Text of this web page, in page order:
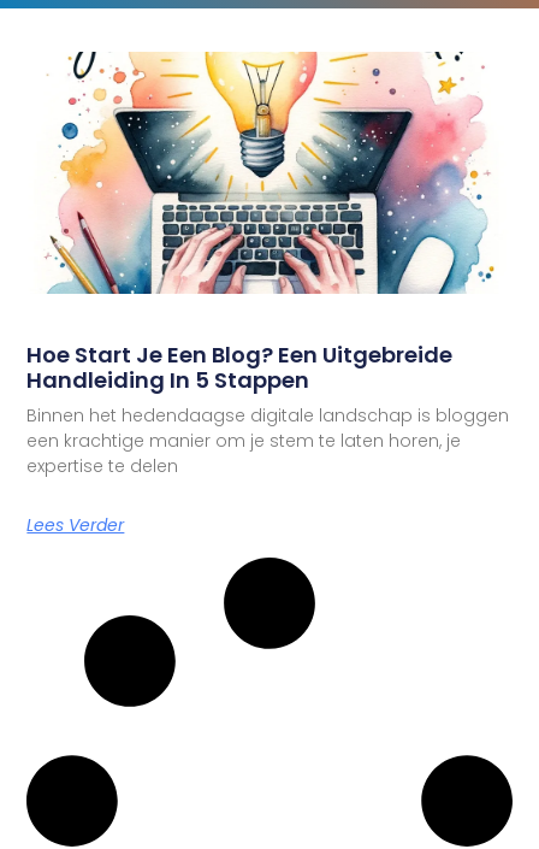
Hoe Start Je Een Blog? Een Uitgebreide
Handleiding In 5 Stappen
Binnen het hedendaagse digitale landschap is bloggen
een krachtige manier om je stem te laten horen, je
expertise te delen
Lees Verder